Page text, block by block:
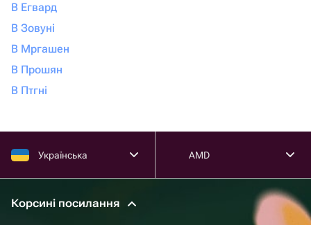
В Егвард
В Зовуні
В Мргашен
В Прошян
В Птгні
Українська AMD
Корсині посилання